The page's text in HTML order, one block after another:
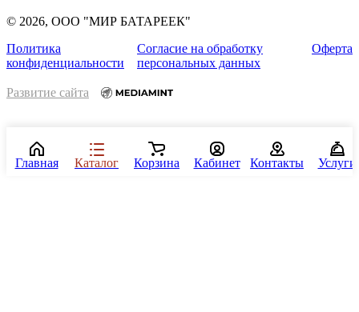
© 2026, ООО "МИР БАТАРЕЕК"
Политика
конфиденциальности
Согласие на обработку
персональных данных
Оферта
Развитие сайта
Главная Каталог Корзина Кабинет Контакты Услуги